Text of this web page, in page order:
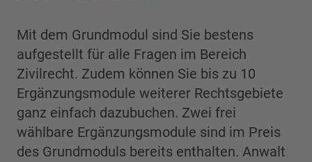
Mit dem Grundmodul sind Sie bestens
aufgestellt für alle Fragen im Bereich
Zivilrecht. Zudem können Sie bis zu 10
Ergänzungsmodule weiterer Rechtsgebiete
ganz einfach dazubuchen. Zwei frei
wählbare Ergänzungsmodule sind im Preis
des Grundmoduls bereits enthalten. Anwalt